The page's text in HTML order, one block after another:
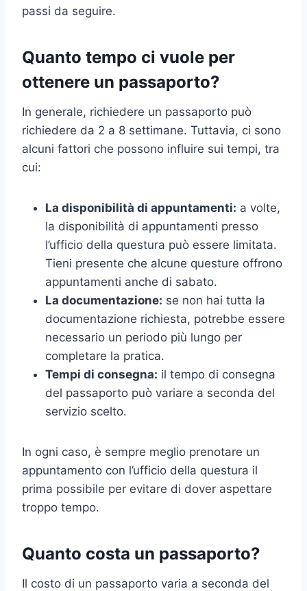
passi da seguire.
Quanto tempo ci vuole per
ottenere un passaporto?
In generale, richiedere un passaporto può
richiedere da 2 a 8 settimane. Tuttavia, ci sono
alcuni fattori che possono influire sui tempi, tra
cui:
La disponibilità di appuntamenti: a volte,
la disponibilità di appuntamenti presso
l’ufficio della questura può essere limitata.
Tieni presente che alcune questure offrono
appuntamenti anche di sabato.
La documentazione: se non hai tutta la
documentazione richiesta, potrebbe essere
necessario un periodo più lungo per
completare la pratica.
Tempi di consegna: il tempo di consegna
del passaporto può variare a seconda del
servizio scelto.
In ogni caso, è sempre meglio prenotare un
appuntamento con l’ufficio della questura il
prima possibile per evitare di dover aspettare
troppo tempo.
Quanto costa un passaporto?
Il costo di un passaporto varia a seconda del